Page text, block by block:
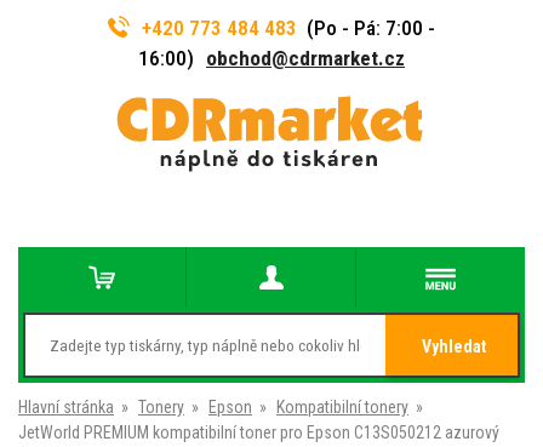
+420 773 484 483 (Po - Pá: 7:00 -
16:00) obchod@cdrmarket.cz
Vyhledat
Hlavní stránka » Tonery » Epson » Kompatibilní tonery »
JetWorld PREMIUM kompatibilní toner pro Epson C13S050212 azurový